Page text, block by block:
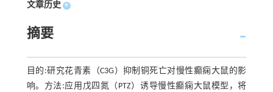
文章历史 +
摘要
目的:研究花青素（C3G）抑制铜死亡对慢性癫痫大鼠的影
响。方法:应用戊四氮（PTZ）诱导慢性癫痫大鼠模型，将